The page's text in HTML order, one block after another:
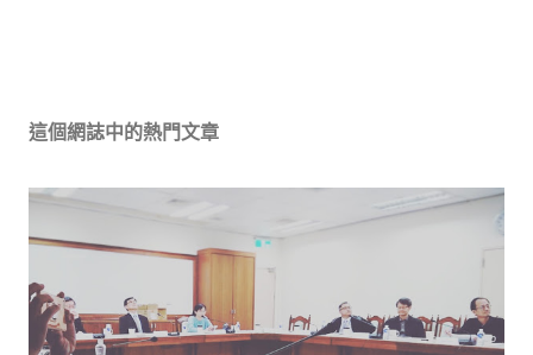
這個網誌中的熱門文章